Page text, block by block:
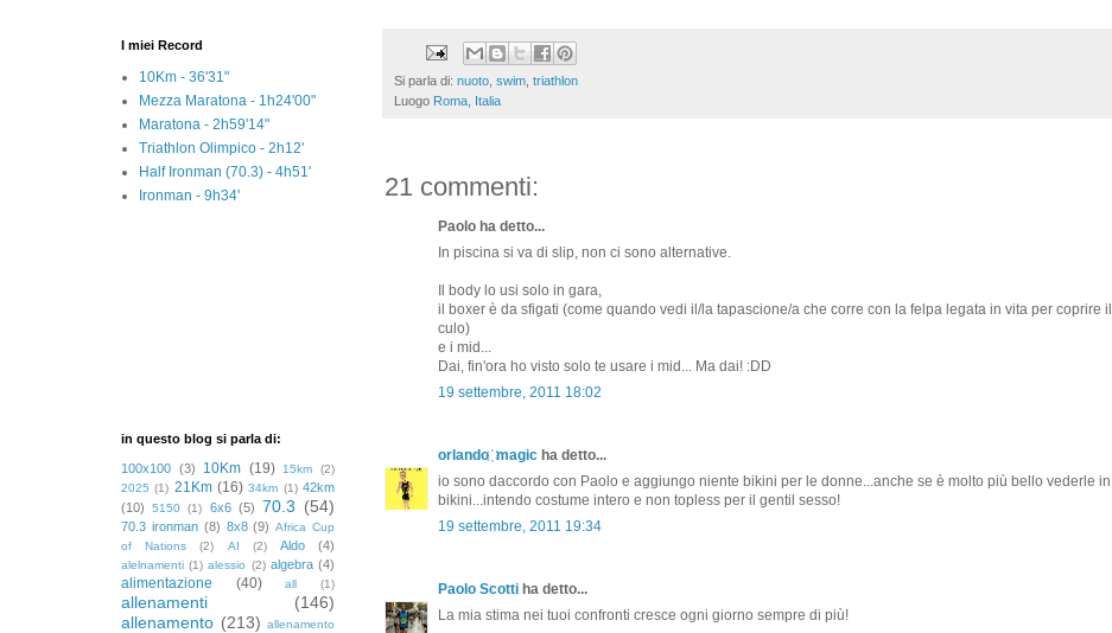
Si parla di: nuoto swim triathlon
Luogo Roma, Italia
21 commenti:
Paolo ha detto...
In piscina si va di slip, non ci sono alternative.
Il body lo usi solo in gara,
il boxer è da sfigati (come quando vedi il/la tapascione/a che corre con la felpa legata in vita per coprire il
culo)
e i mid...
Dai, fin'ora ho visto solo te usare i mid... Ma dai! :DD
19 settembre, 2011 18:02
orlando ҉ magic ha detto...
io sono daccordo con Paolo e aggiungo niente bikini per le donne...anche se è molto più bello vederle in
bikini...intendo costume intero e non topless per il gentil sesso!
19 settembre, 2011 19:34
Paolo Scotti ha detto...
La mia stima nei tuoi confronti cresce ogni giorno sempre di più!
I miei Record
10Km - 36'31"
Mezza Maratona - 1h24'00"
Maratona - 2h59'14"
Triathlon Olimpico - 2h12'
Half Ironman (70.3) - 4h51'
Ironman - 9h34'
in questo blog si parla di:
100x100 (3) 10Km (19) 15km
(2)
2025 (1) 21Km (16) 34km (1) 42km
(10)
5150 (1) 6x6 (5) 70.3 (54)
70.3 ironman (8) 8x8 (9) Africa Cup
of Nations
(2) AI (2) Aldo (4)
alelnamenti (1) alessio (2) algebra (4)
alimentazione (40) all (1)
allenamenti
(146)
allenamento (213) allenamento